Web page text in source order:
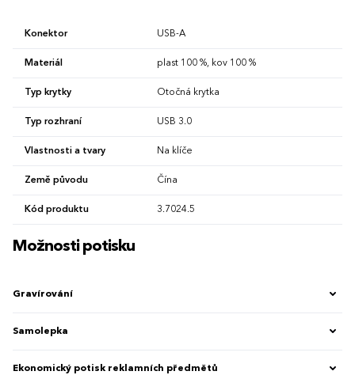
Konektor USB-A
Materiál plast 100 %, kov 100 %
Typ krytky Otočná krytka
Typ rozhraní USB 3.0
Vlastnosti a tvary Na klíče
Země původu Čína
Kód produktu 3.7024.5
Možnosti potisku
Gravírování
Samolepka
Ekonomický potisk reklamních předmětů